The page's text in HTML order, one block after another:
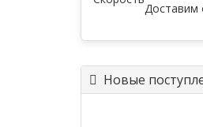
Доставим
Новые